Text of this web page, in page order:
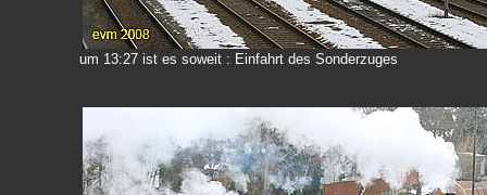
um 13:27 ist es soweit : Einfahrt des Sonderzuges